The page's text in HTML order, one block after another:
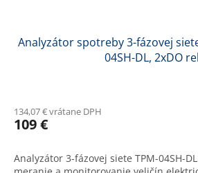
Analyzátor spotreby 3-fázovej
04SH-DL, 2xDO
134,07 € vrátane DPH
109 €
Analyzátor 3-fázovej siete TPM-04SH-